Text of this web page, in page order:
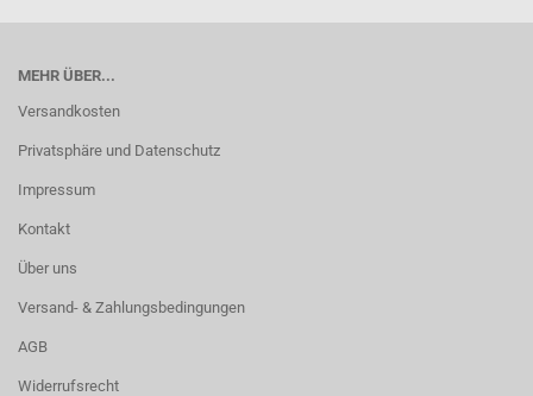
MEHR ÜBER...
Versandkosten
Privatsphäre und Datenschutz
Impressum
Kontakt
Über uns
Versand- & Zahlungsbedingungen
AGB
Widerrufsrecht